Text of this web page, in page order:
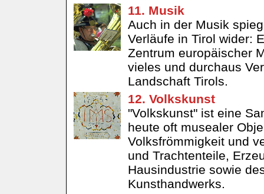
11. Musik
Auch in der Musik
Verläufe in Tirol wider:
Zentrum europäischer
vieles und durchaus
Landschaft Tirols.
12. Volkskunst
"Volkskunst" ist eine
heute oft musealer
Volksfrömmigkeit und
und Trachtenteile,
Hausindustrie sowie
Kunsthandwerks.